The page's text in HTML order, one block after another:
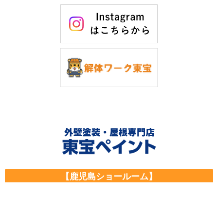
【鹿児島ショールーム】